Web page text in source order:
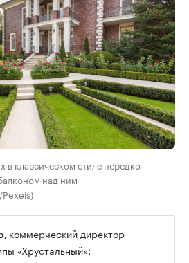
в классическом стиле нередко
над ним
коммерческий директор
«Хрустальный»: